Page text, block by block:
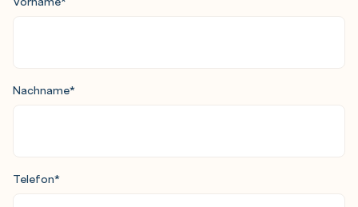
Nachname*
Telefon*